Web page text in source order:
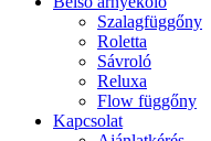
Szalagfüggőny
Roletta
Sávroló
Reluxa
Flow függőny
Kapcsolat